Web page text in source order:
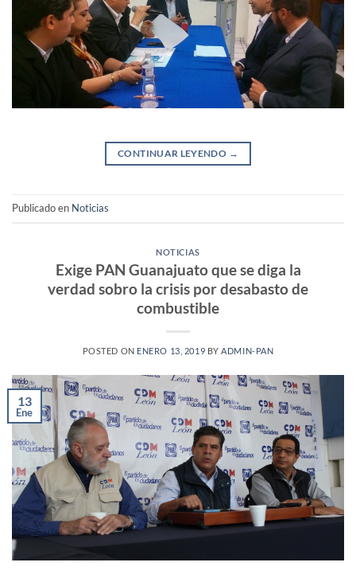
CONTINUAR LEYENDO →
Publicado en Noticias
NOTICIAS
Exige PAN Guanajuato que se diga la
verdad sobro la crisis por desabasto de
combustible
POSTED ON ENERO 13, 2019 BYADMIN-PAN
13
Ene